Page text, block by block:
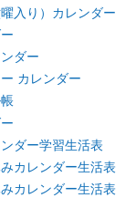
入り）カレンダー
ダー
カレンダー
ンダー学習生活表
みカレンダー生活表
みカレンダー生活表